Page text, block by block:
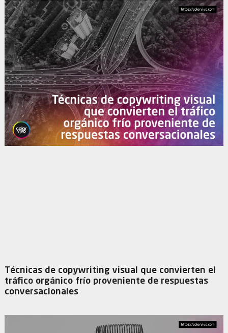
Técnicas de copywriting visual que convierten el
tráfico orgánico frío proveniente de respuestas
conversacionales